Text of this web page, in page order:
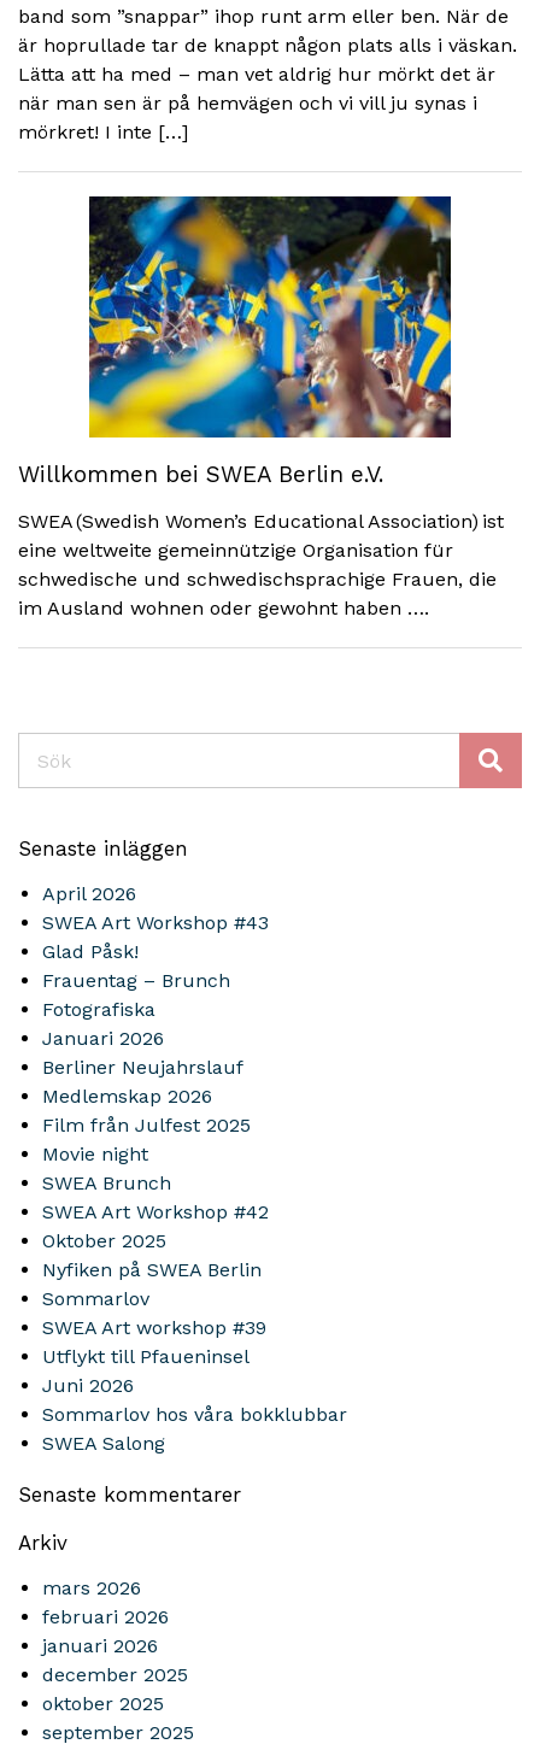
band som ”snappar” ihop runt arm eller ben. När de
är hoprullade tar de knappt någon plats alls i väskan.
Lätta att ha med – man vet aldrig hur mörkt det är
när man sen är på hemvägen och vi vill ju synas i
mörkret! I inte […]
Willkommen bei SWEA Berlin e.V.
SWEA (Swedish Women’s Educational Association) ist
eine weltweite gemeinnützige Organisation für
schwedische und schwedischsprachige Frauen, die
im Ausland wohnen oder gewohnt haben ….
Senaste inläggen
April 2026
SWEA Art Workshop #43
Glad Påsk!
Frauentag – Brunch
Fotografiska
Januari 2026
Berliner Neujahrslauf
Medlemskap 2026
Film från Julfest 2025
Movie night
SWEA Brunch
SWEA Art Workshop #42
Oktober 2025
Nyfiken på SWEA Berlin
Sommarlov
SWEA Art workshop #39
Utflykt till Pfaueninsel
Juni 2026
Sommarlov hos våra bokklubbar
SWEA Salong
Senaste kommentarer
Arkiv
mars 2026
februari 2026
januari 2026
december 2025
oktober 2025
september 2025